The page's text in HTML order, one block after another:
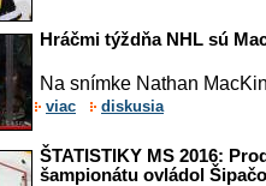
Hráčmi týždňa NHL sú
Na snímke Nathan
viac diskusia
ŠTATISTIKY MS 2016:
šampionátu ovládol